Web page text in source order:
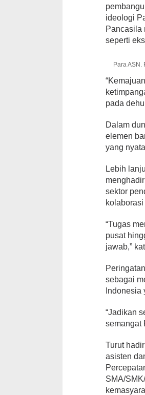
ideologi
Pancasila
seperti
Para ASN.
pada
Dalam
elemen
yang
Lebih
sektor
“Tugas
pusat
jawab,”
sebagai
Indonesia
“Jadikan
semangat
Turut
asisten
SMA/